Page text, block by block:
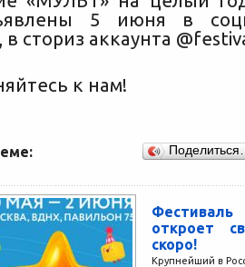
5 июня в
в сториз аккаунта
к нам!
откроет
скоро!
Крупнейший в